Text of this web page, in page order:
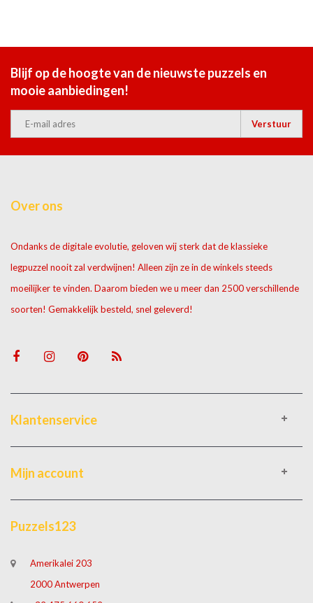
Blijf op de hoogte van de nieuwste puzzels en
mooie aanbiedingen!
Verstuur
Over ons
Ondanks de digitale evolutie, geloven wij sterk dat de klassieke
legpuzzel nooit zal verdwijnen! Alleen zijn ze in de winkels steeds
moeilijker te vinden. Daarom bieden we u meer dan 2500 verschillende
soorten! Gemakkelijk besteld, snel geleverd!
Klantenservice
Mijn account
Puzzels123
Amerikalei 203
2000 Antwerpen